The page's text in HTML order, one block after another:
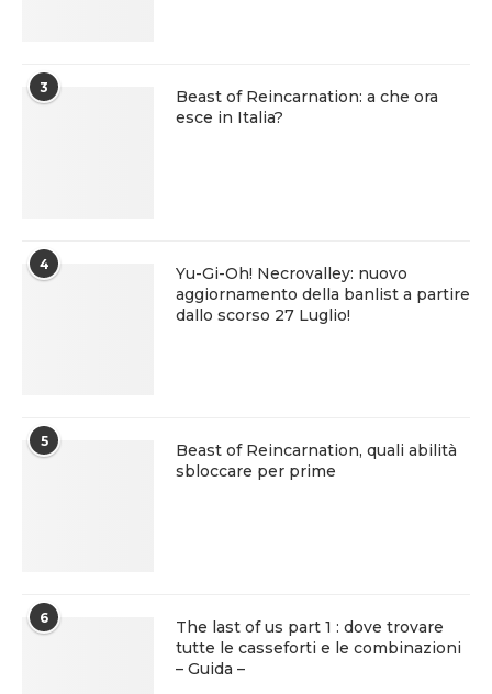
3
Beast of Reincarnation: a che ora
esce in Italia?
4
Yu-Gi-Oh! Necrovalley: nuovo
aggiornamento della banlist a partire
dallo scorso 27 Luglio!
5
Beast of Reincarnation, quali abilità
sbloccare per prime
6
The last of us part 1 : dove trovare
tutte le casseforti e le combinazioni
– Guida –